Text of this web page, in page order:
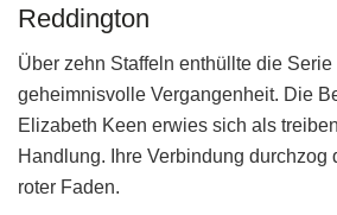
Reddington
Über zehn Staffeln enthüllte die
geheimnisvolle Vergangenheit. Die
Elizabeth Keen erwies sich als
Handlung. Ihre Verbindung durchzog
roter Faden.